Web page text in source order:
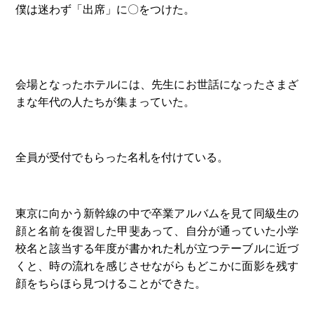
僕は迷わず「出席」に〇をつけた。
会場となったホテルには、先生にお世話になったさまざ
まな年代の人たちが集まっていた。
全員が受付でもらった名札を付けている。
東京に向かう新幹線の中で卒業アルバムを見て同級生の
顔と名前を復習した甲斐あって、自分が通っていた小学
校名と該当する年度が書かれた札が立つテーブルに近づ
くと、時の流れを感じさせながらもどこかに面影を残す
顔をちらほら見つけることができた。